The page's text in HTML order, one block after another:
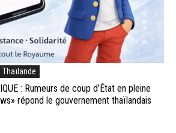
Thaïlande
: Rumeurs de coup d’État en pleine
répond le gouvernement thaïlandais